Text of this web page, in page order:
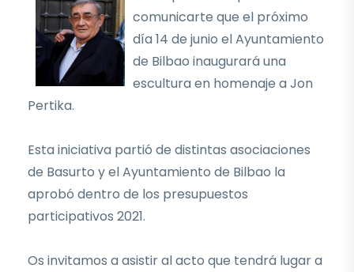
comunicarte que el próximo
día 14 de junio el Ayuntamiento
de Bilbao inaugurará una
escultura en homenaje a Jon
Pertika.
Esta iniciativa partió de distintas asociaciones
de Basurto y el Ayuntamiento de Bilbao la
aprobó dentro de los presupuestos
participativos 2021.
Os invitamos a asistir al acto que tendrá lugar a